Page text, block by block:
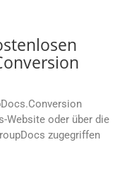
Website oder über die
zugegriffen